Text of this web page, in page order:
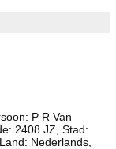
P R Van
2408 JZ, Stad:
Nederlands,